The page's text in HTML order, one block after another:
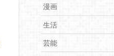
漫画
生活
芸能